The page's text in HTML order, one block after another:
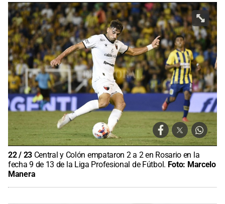
22/ 23 Central y Colón empataron 2 a 2 en Rosario en la
fecha 9 de 13 de la Liga Profesional de Fútbol. Foto: Marcelo
Manera